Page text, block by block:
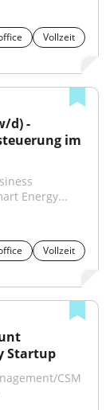
Vollzeit
d) -
im
Energy...
Vollzeit
Startup
CSM